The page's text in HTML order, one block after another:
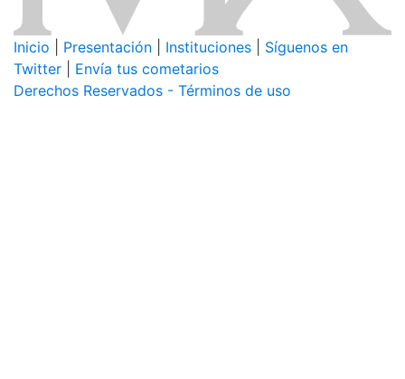
Inicio Presentación Instituciones
Síguenos en
Twitter
Envía tus cometarios
Derechos Reservados - Términos de uso